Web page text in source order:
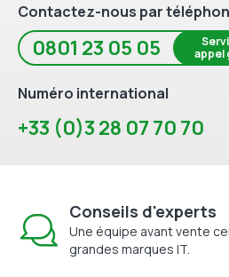
Contactez-nous par
0801 23 05 05
appel
Numéro international
+33 (0)3 28 07 70 70
Conseils d'experts
Une équipe avant vente
grandes marques IT.